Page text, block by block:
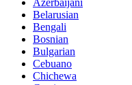
Azerbaijani
Belarusian
Bengali
Bosnian
Bulgarian
Cebuano
Chichewa